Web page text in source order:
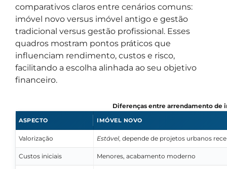
comparativos claros entre cenários comuns:
imóvel novo versus imóvel antigo e gestão
tradicional versus gestão profissional. Esses
quadros mostram pontos práticos que
influenciam rendimento, custos e risco,
facilitando a escolha alinhada ao seu objetivo
financeiro.
Diferenças entre arrendamento de
ASPECTO IMÓVEL NOVO
Valorização Estável, depende de projetos urbanos
Custos iniciais Menores, acabamento moderno